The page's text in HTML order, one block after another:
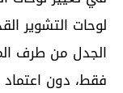
لوحات التشوير
الجدل من طرف
فقط، دون اعتماد